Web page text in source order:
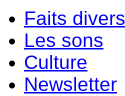
Faits divers
Les sons
Culture
Newsletter